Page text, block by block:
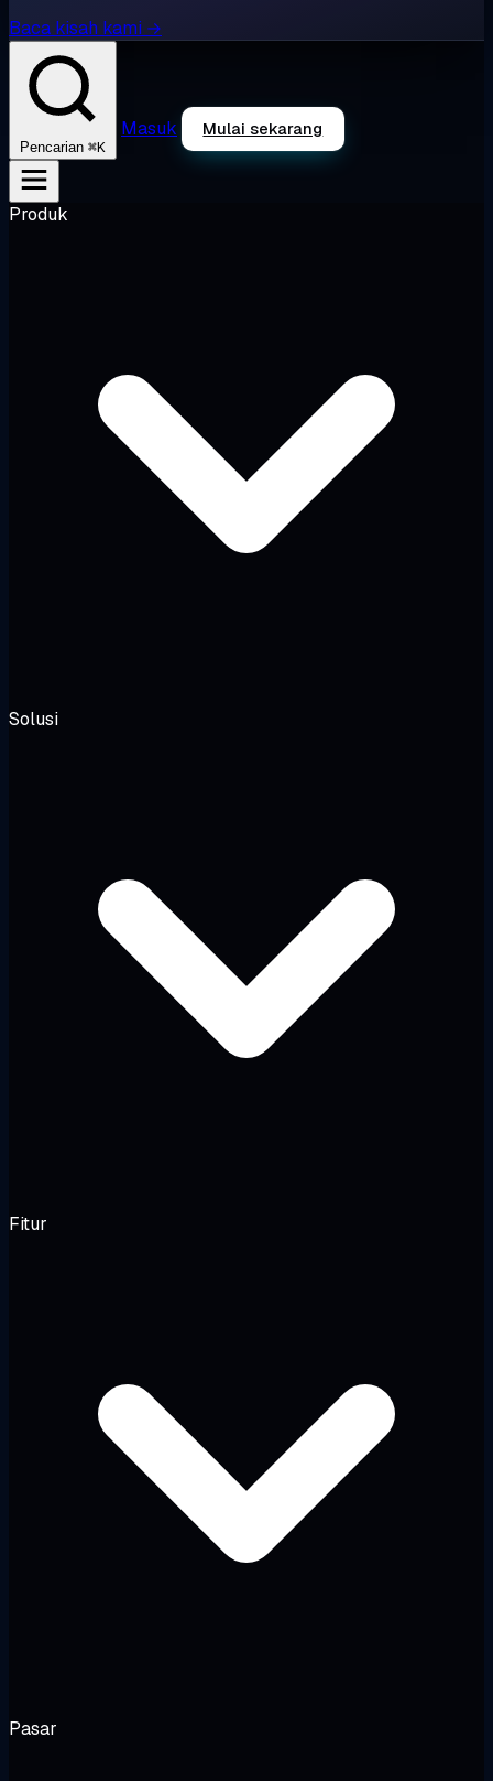
Baca kisah kami →
Pencarian ⌘K
Masuk Mulai sekarang
Produk
Solusi
Fitur
Pasar